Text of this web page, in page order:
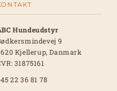
Hundeudstyr
9
Kjellerup, Danmark
31875161
22 36 81 78